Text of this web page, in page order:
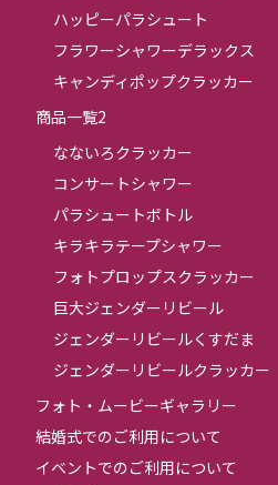
ハッピーパラシュート
フラワーシャワーデラックス
キャンディポップクラッカー
商品一覧2
なないろクラッカー
コンサートシャワー
パラシュートボトル
キラキラテープシャワー
フォトプロップスクラッカー
巨大ジェンダーリビール
ジェンダーリビールくすだま
ジェンダーリビールクラッカー
フォト・ムービーギャラリー
結婚式でのご利用について
イベントでのご利用について